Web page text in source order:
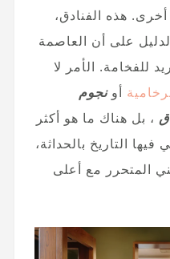
هذه الفنادق،
على أن العاصمة
للفخامة. الأمر لا
أونجوم
، بل هناك ما هو أكثر
التاريخ بالحداثة،
المتحرر مع أعلى